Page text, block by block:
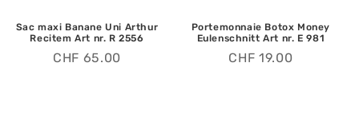
Sac maxi Banane Uni Arthur
Recitem Art nr. R 2556
CHF 65.00
Portemonnaie Botox Money
Eulenschnitt Art nr. E 981
CHF 19.00